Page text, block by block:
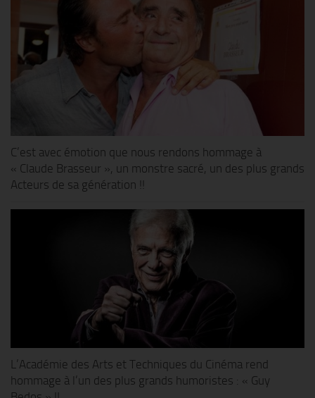
C’est avec émotion que nous rendons hommage à
« Claude Brasseur », un monstre sacré, un des plus grands
Acteurs de sa génération !!
L’Académie des Arts et Techniques du Cinéma rend
hommage à l’un des plus grands humoristes : « Guy